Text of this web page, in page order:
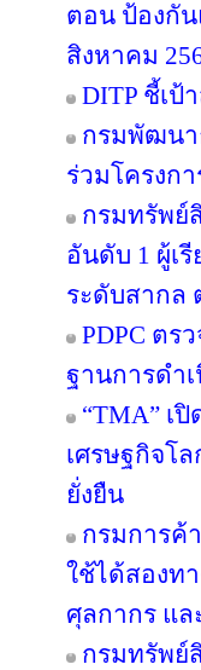
ตอน ป้องกั
สิงหาคม
DITP ชี้เป้
กรมพัฒนา
ร่วมโครงก
กรมทรัพย์
อันดับ 1 ผู้เ
ระดับสากล
PDPC ตร
ฐานการดำ
“TMA” เ
เศรษฐกิจโ
ยั่งยืน
กรมการค้
ใช้ได้สองท
ศุลกากร แ
กรมทรัพย์